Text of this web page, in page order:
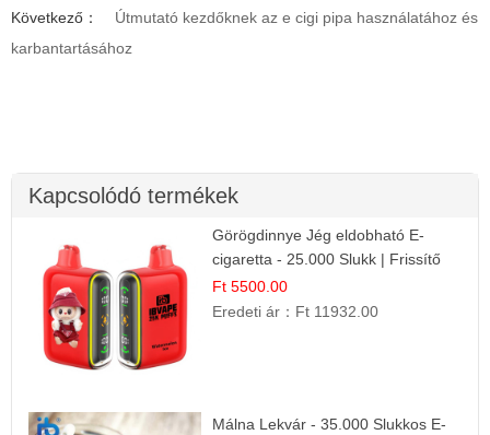
Következő：
Útmutató kezdőknek az e cigi pipa használatához és
karbantartásához
Kapcsolódó termékek
Görögdinnye Jég eldobható E-
cigaretta - 25.000 Slukk | Frissítő
Nyári Íz
Ft 5500.00
Eredeti ár： Ft 11932.00
Málna Lekvár - 35.000 Slukkos E-